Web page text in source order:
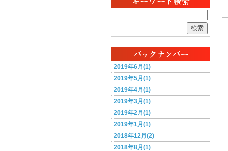
検索
2019年6月(1)
2019年5月(1)
2019年4月(1)
2019年3月(1)
2019年2月(1)
2019年1月(1)
2018年12月(2)
2018年8月(1)